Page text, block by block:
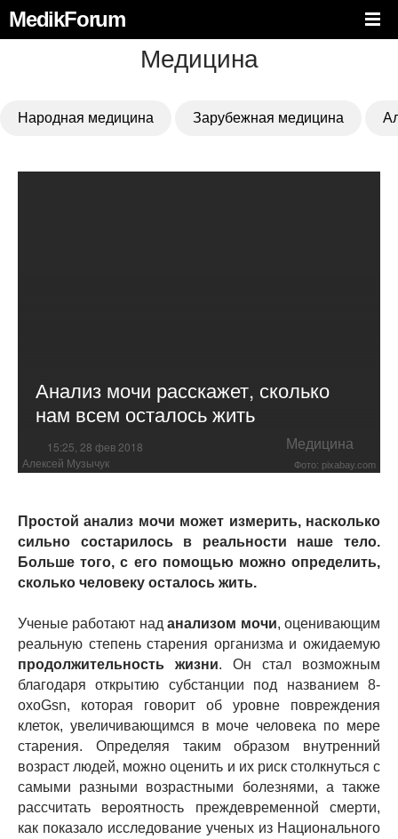
MedikForum
Медицина
Народная медицина Зарубежная медицина
Анализ мочи расскажет, сколько
нам всем осталось жить
15:25, 28 фев 2018 Медицина
Алексей Музычук Фото: pixabay.com
Простой анализ мочи может измерить, насколько
сильно состарилось в реальности наше тело.
Больше того, с его помощью можно определить,
сколько человеку осталось жить.
Ученые работают наданализом мочи, оценивающим
реальную степень старения организма и ожидаемую
продолжительность жизни. Он стал возможным
благодаря открытию субстанции под названием 8-
oxoGsn, которая говорит об уровне повреждения
клеток, увеличивающимся в моче человека по мере
старения. Определяя таким образом внутренний
возраст людей, можно оценить и их риск столкнуться с
самыми разными возрастными болезнями, а также
рассчитать вероятность преждевременной смерти,
как показало исследование ученых из Национального